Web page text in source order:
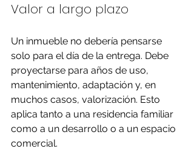
Valor a largo plazo
Un inmueble no debería pensarse
solo para el día de la entrega. Debe
proyectarse para años de uso,
mantenimiento, adaptación y, en
muchos casos, valorización. Esto
aplica tanto a una residencia familiar
como a un desarrollo o a un espacio
comercial.